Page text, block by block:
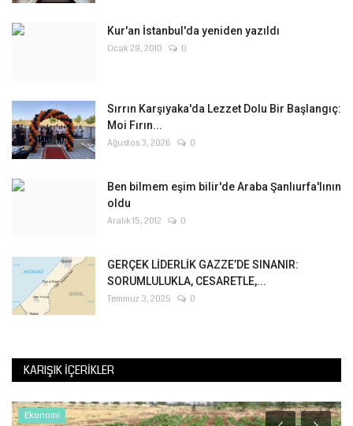
Kur'an İstanbul'da yeniden yazıldı
Ocak 29, 2010 0
Sırrın Karşıyaka'da Lezzet Dolu Bir Başlangıç:
Moi Fırın...
Ağustos 3, 2026 0
Ben bilmem eşim bilir'de Araba Şanlıurfa'lının
oldu
Aralık 15, 2012 0
GERÇEK LİDERLİK GAZZE’DE SINANIR:
SORUMLULUKLA, CESARETLE,...
Temmuz 3, 2025 0
KARIŞIK İÇERIKLER
Ekonomi